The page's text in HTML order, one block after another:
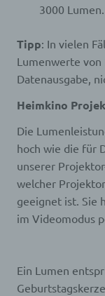
3000 Lumen.
Tipp: In vielen
Lumenwerte
Datenausgabe,
Heimkino
Die
hoch wie die für
unserer
welcher
geeignet ist. Sie
im Videomodus
Ein Lumen